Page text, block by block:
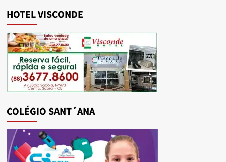
HOTEL VISCONDE
COLÉGIO SANT´ANA